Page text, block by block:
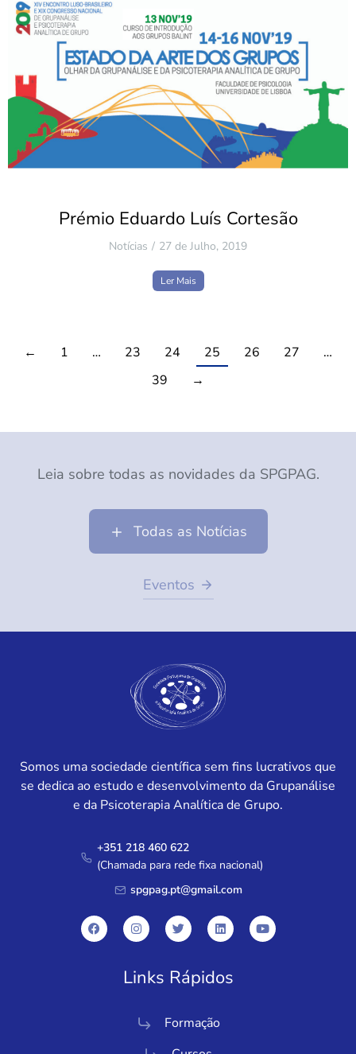
Prémio Eduardo Luís Cortesão
Notícias 27 de Julho, 2019
Ler Mais
← 1 … 23 24 25 26 27
…
39
→
Leia sobre todas as novidades da SPGPAG.
Todas as Notícias
Eventos
Somos uma sociedade científica sem fins lucrativos que
se dedica ao estudo e desenvolvimento da Grupanálise
e da Psicoterapia Analítica de Grupo.
+351 218 460 622
(Chamada para rede fixa nacional)
spgpag.pt@gmail.com
Links Rápidos
Formação